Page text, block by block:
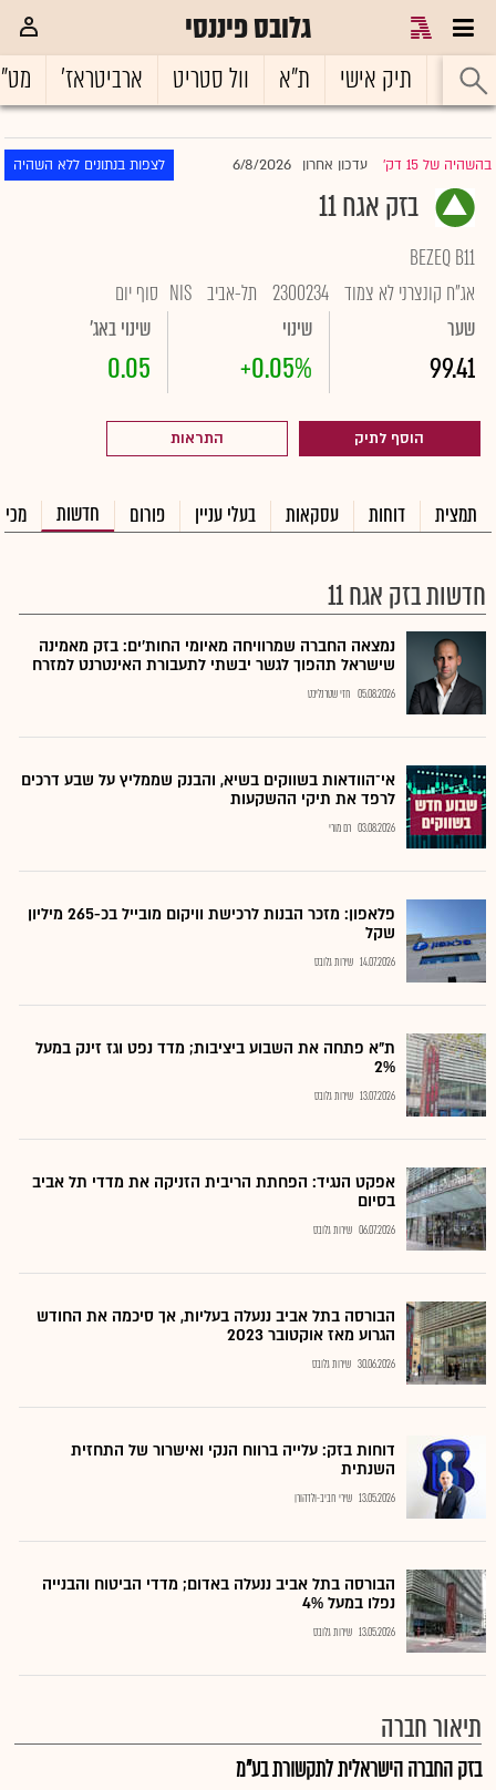
גלובס פיננסי
ראשי תיק אישי ת"א וול סטריט ארביטראז'
בהשהיה של 15 דק' |עדכון אחרון 6/8/2026 לצפות בנתונים ללא השהיה
בזק אגח 11
BEZEQ B11
אג"ח קונצרני לא צמוד 2300234 תל-אביב NIS סוף יום
שער
99.41
שינוי
+0.05%
שינוי באג'
0.05
הוסף לתיק התראות
תמצית דוחות עסקאות בעלי עניין פורום חדשות
חדשות בזק אגח 11
נמצאה החברה שמרוויחה מאיומי החות'ים: בזק מאמינה
שישראל תהפוך לגשר יבשתי לתעבורת האינטרנט למזרח
05.08.2026 חזי שטרנליכט
אי־הוודאות בשווקים בשיא, והבנק שממליץ על שבע דרכים
לרפד את תיקי ההשקעות
03.08.2026 רם מורי
פלאפון: מזכר הבנות לרכישת וויקום מובייל בכ-265 מיליון
שקל
14.07.2026 שירות גלובס
ת"א פתחה את השבוע ביציבות; מדד נפט וגז זינק במעל
2%
13.07.2026 שירות גלובס
אפקט הנגיד: הפחתת הריבית הזניקה את מדדי תל אביב
בסיום
06.07.2026 שירות גלובס
הבורסה בתל אביב ננעלה בעליות, אך סיכמה את החודש
הגרוע מאז אוקטובר 2023
30.06.2026 שירות גלובס
דוחות בזק: עלייה ברווח הנקי ואישרור של התחזית
השנתית
13.05.2026 שירי חביב-ולדהורן
הבורסה בתל אביב ננעלה באדום; מדדי הביטוח והבנייה
נפלו במעל 4%
13.05.2026 שירות גלובס
תיאור חברה
בזק החברה הישראלית לתקשורת בע"מ